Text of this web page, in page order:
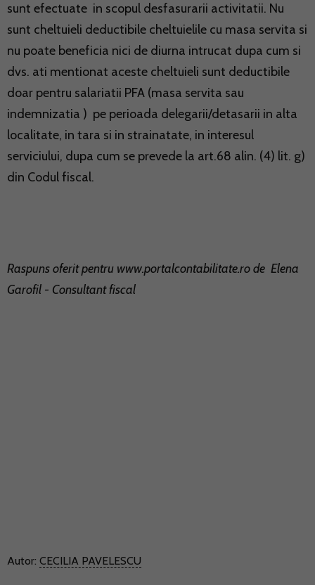
sunt efectuate in scopul desfasurarii activitatii. Nu
sunt cheltuieli deductibile cheltuielile cu masa servita si
nu poate beneficia nici de diurna intrucat dupa cum si
dvs. ati mentionat aceste cheltuieli sunt deductibile
doar pentru salariatii PFA (masa servita sau
indemnizatia ) pe perioada delegarii/detasarii in alta
localitate, in tara si in strainatate, in interesul
serviciului, dupa cum se prevede la art.68 alin. (4) lit. g)
din Codul fiscal.
Raspuns oferit pentru www.portalcontabilitate.rode Elena
Garofil - Consultant fiscal
Autor: CECILIA PAVELESCU